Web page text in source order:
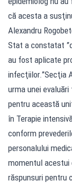
că acesta a
Alexandru
Stat a constatat
au fost aplicate
infecţiilor.”Secţia
urma unei
pentru această
în Terapie
conform
personalului
momentul acestui
răspunsuri pentru